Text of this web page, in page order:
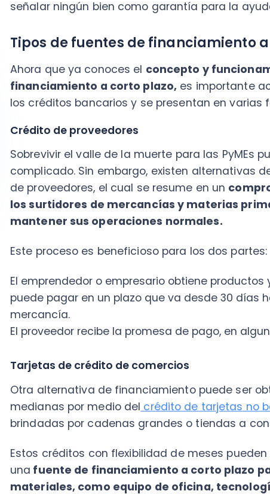
complicado. Sin embargo, existen alternativas de
los surtidores de mercancías y materias primas
mantener sus operaciones normales.
Este proceso es beneficioso para los dos partes:
El emprendedor o empresario obtiene productos y
mercancía.
El proveedor recibe la promesa de pago, en algunos
Tarjetas de crédito de comercios
Otra alternativa de financiamiento puede ser
medianas por medio delcrédito de tarjetas no
Estos créditos con flexibilidad de meses pueden ser
unafuente de financiamiento a corto plazo para
materiales, como equipo de oficina, tecnología y